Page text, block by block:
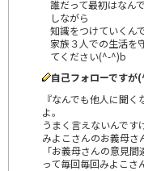
誰だって最初はなん
しながら
知識をつけていくん
家族３人での生活を
てください(^-^)b
自己フォローですが
『なんでも他人に聞
よ。
うまく言えないんです
みよこさんのお義母さ
「お義母さんの意見
って毎回毎回みよこさ